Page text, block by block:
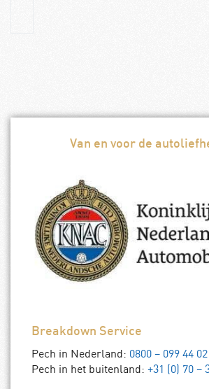
Van en voor de
Breakdown Service
Pech in Nederland: 0800 – 099 44 02
Pech in het buitenland: +31 (0) 70 –